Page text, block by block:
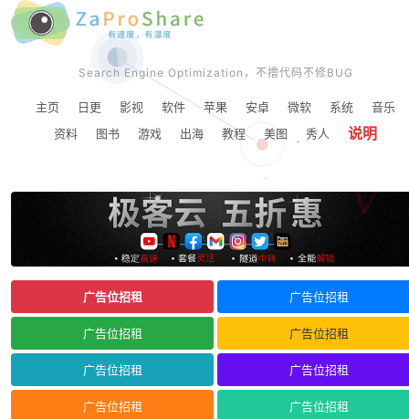
Search Engine Optimization，不撸代码不修BUG
主页 日更 影视 软件 苹果 安卓 微软 系统
音乐
资料
图书 游戏 出海 教程 美图 秀人 说明
广告位招租 广告位招租
广告位招租 广告位招租
广告位招租 广告位招租
广告位招租 广告位招租